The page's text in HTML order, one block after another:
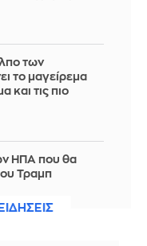
των
το μαγείρεμα
και τις πιο
ΗΠΑ που θα
Τραμπ